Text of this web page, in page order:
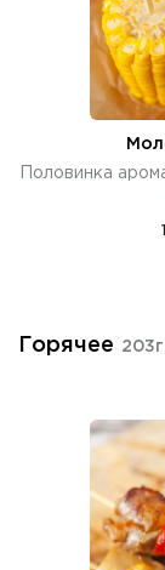
Половинка
Горячее